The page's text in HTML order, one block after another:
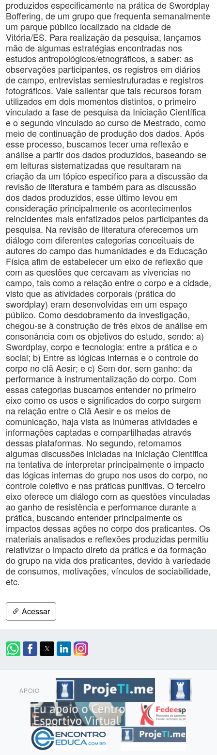
produzidos especificamente na prática de Swordplay
Boffering, de um grupo que frequenta semanalmente
um parque público localizado na cidade de
Vitória/ES. Para realização da pesquisa, lançamos
mão de algumas estratégias encontradas nos
estudos antropológicos/etnográficos, a saber: as
observações participantes, os registros em diários
de campo, entrevistas semiestruturadas e registros
fotográficos. Vale salientar que tais recursos foram
utilizados em dois momentos distintos, o primeiro
vinculado a fase de pesquisa da Iniciação Científica
e o segundo vinculado ao curso de Mestrado, como
meio de continuação de produção dos dados. Após
esse processo, buscamos tecer uma reflexão e
análise a partir dos dados produzidos, baseando-se
em leituras sistematizadas que resultaram na
criação da um tópico especifico para a discussão da
revisão de literatura e também para as discussão
dos dados produzidos, esse último levou em
consideração principalmente os acontecimentos
reincidentes mais enfatizados pelos participantes da
pesquisa. Na revisão de literatura oferecemos um
diálogo com diferentes categorias conceituais de
autores do campo das humanidades e da Educação
Física afim de estabelecer um eixo de reflexão que
com as questões que cercavam as vivencias no
campo, tais como a relação entre o corpo e a cidade,
visto que as atividades corporais (prática do
swordplay) eram desenvolvidas em um espaço
público. Como desdobramento da investigação,
chegou-se à construção de três eixos de análise em
consonância com os objetivos do estudo, sendo: a)
Swordplay, corpo e tecnologia: entre a prática e o
social; b) Entre as lógicas internas e o controle do
corpo no clã Aesir; e c) Sem dor, sem ganho: da
performance à instrumentalização do corpo. Com
essas categorias buscamos entender no primeiro
eixo como os usos e significados do corpo surgem
na relação entre o Clã Aesir e os meios de
comunicação, haja vista as inúmeras atividades e
informações captadas e compartilhadas através
dessas plataformas. No segundo, retomamos
algumas discussões iniciadas na Iniciação Cientifica
na tentativa de interpretar principalmente o impacto
das lógicas internas do grupo nos usos do corpo, no
controle coletivo e nas práticas punitivas. O terceiro
eixo oferece um diálogo com as questões vinculadas
ao ganho de resistência e performance durante a
prática, buscando entender principalmente os
impactos dessas ações no corpo dos praticantes. Os
materiais analisados e reflexões produzidas permitiu
relativizar o impacto direto da prática e da formação
do grupo na vida dos praticantes, devido à variedade
de consumos, motivações, vínculos de sociabilidade,
etc.
Acessar
APOIO